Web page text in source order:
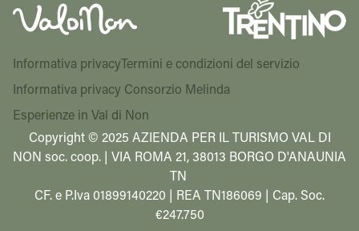
Informativa privacy Termini e condizioni del servizio
Informativa privacy Consorzio Melinda
Esperienze in Val di Non
Copyright © 2025 AZIENDA PER IL TURISMO VAL DI
NON soc. coop. | VIA ROMA 21, 38013 BORGO D'ANAUNIA
TN
CF. e P.Iva 01899140220 | REA TN186069 | Cap. Soc.
€247.750